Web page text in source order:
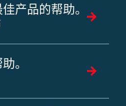
产品的帮助。
。